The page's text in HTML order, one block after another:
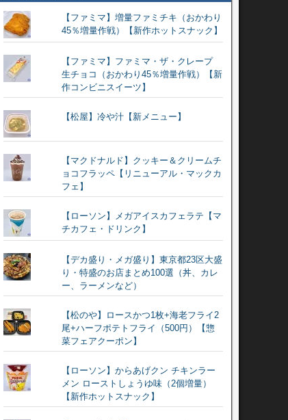
【ファミマ】増量ファミチキ（おかわり
45％増量作戦）【新作ホットスナック】
【ファミマ】ファミマ・ザ・クレープ
生チョコ（おかわり45％増量作戦）【新
作コンビニスイーツ】
【松屋】冷や汁【新メニュー】
【マクドナルド】クッキー＆クリームチ
ョコフラッペ【リニューアル・マックカ
フェ】
【ローソン】メガアイスカフェラテ【マ
チカフェ・ドリンク】
【デカ盛り・メガ盛り】東京都23区大盛
り・特盛のお店まとめ100選（丼、カレ
ー、ラーメンなど）
【松のや】ロースかつ1枚+海老フライ2
尾+ハーフポテトフライ（500円）【惣
菜フェアクーポン】
【ローソン】からあげクン チキンラー
メン ローストしょうゆ味（2個増量）
【新作ホットスナック】